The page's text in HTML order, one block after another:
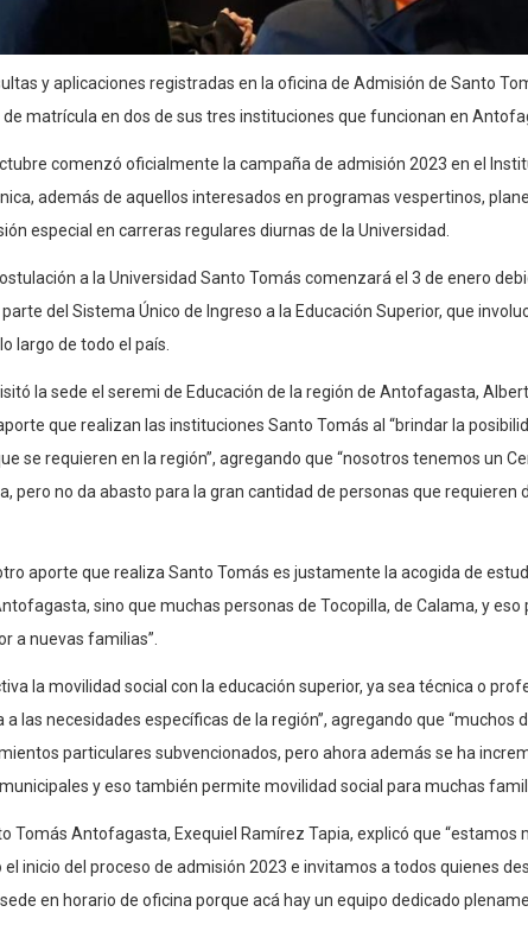
y aplicaciones registradas en la oficina de Admisión de Santo
matrícula en dos de sus tres instituciones que funcionan en
comenzó oficialmente la campaña de admisión 2023 en el
además de aquellos interesados en programas vespertinos,
especial en carreras regulares diurnas de la Universidad.
a la Universidad Santo Tomás comenzará el 3 de enero
del Sistema Único de Ingreso a la Educación Superior, que
largo de todo el país.
la sede el seremi de Educación de la región de Antofagasta,
que realizan las instituciones Santo Tomás al “brindar la
se requieren en la región”, agregando que “nosotros tenemos un
pero no da abasto para la gran cantidad de personas que requieren
aporte que realiza Santo Tomás es justamente la acogida de
sino que muchas personas de Tocopilla, de Calama, y eso
a nuevas familias”.
la movilidad social con la educación superior, ya sea técnica o
las necesidades específicas de la región”, agregando que “muchos
particulares subvencionados, pero ahora además se ha
y eso también permite movilidad social para muchas
Tomás Antofagasta, Exequiel Ramírez Tapia, explicó que “estamos
inicio del proceso de admisión 2023 e invitamos a todos quienes
en horario de oficina porque acá hay un equipo dedicado